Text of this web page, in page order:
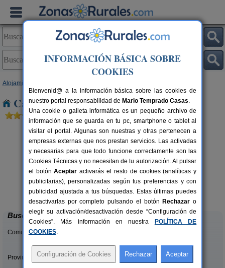
Alojamientos
Casas Rurales cerca de La Miralba
2-7+2 pers.
desde69 €
Ca Calbet
Margalef (Tarragona)
Buscar
Comunidades:
Provincias/Islas:
INFORMACIÓN BÁSICA SOBRE
COOKIES
Bienvenid@ a la información básica sobre las cookies de
nuestro portal responsabilidad de Mario Temprado Casas.
Una cookie o galleta informática es un pequeño archivo de
información que se guarda en tu pc, smartphone o tablet al
visitar el portal. Algunas son nuestras y otras pertenecen a
empresas externas que nos prestan servicios. Las activadas
y necesarias para que todo funcione correctamente son las
Cookies Técnicas y no necesitan de tu autorización. Al pulsar
el botónAceptar activarás el resto de cookies (analíticas y
publicitarias), personalizadas según tus preferencias y con
publicidad ajustada a tus búsquedas. Estas últimas puedes
desactivarlas por completo pulsando el botón Rechazar o
elegir su activación/desactivación desde “Configuración de
Cookies”. Más información en nuestra
POLÍTICA DE
COOKIES.